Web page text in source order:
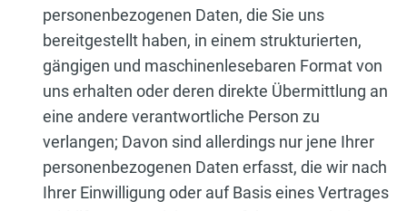
personenbezogenen Daten, die Sie uns
bereitgestellt haben, in einem strukturierten,
gängigen und maschinenlesebaren Format von
uns erhalten oder deren direkte Übermittlung an
eine andere verantwortliche Person zu
verlangen; Davon sind allerdings nur jene Ihrer
personenbezogenen Daten erfasst, die wir nach
Ihrer Einwilligung oder auf Basis eines Vertrages